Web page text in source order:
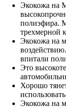
Экокожа на
полиэфира.
трехмерной
Экокожа на
впитали
Это
Хорошо
Экокожа на